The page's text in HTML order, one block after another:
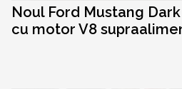
Noul Ford Mustang
cu motor V8